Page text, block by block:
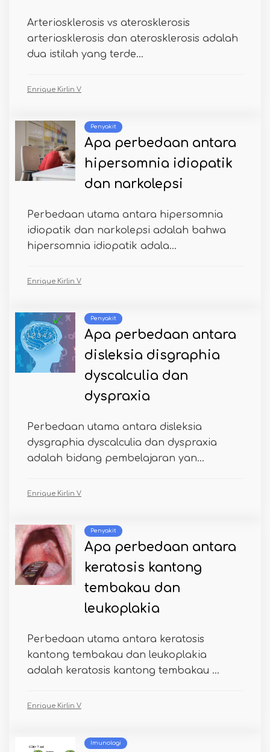
Arteriosklerosis vs aterosklerosis
arteriosklerosis dan aterosklerosis adalah
dua istilah yang terde...
Enrique Kirlin V
Penyakit
Apa perbedaan antara
hipersomnia idiopatik
dan narkolepsi
Perbedaan utama antara hipersomnia
idiopatik dan narkolepsi adalah bahwa
hipersomnia idiopatik adala...
Enrique Kirlin V
Penyakit
Apa perbedaan antara
disleksia disgraphia
dyscalculia dan
dyspraxia
Perbedaan utama antara disleksia
dysgraphia dyscalculia dan dyspraxia
adalah bidang pembelajaran yan...
Enrique Kirlin V
Penyakit
Apa perbedaan antara
keratosis kantong
tembakau dan
leukoplakia
Perbedaan utama antara keratosis
kantong tembakau dan leukoplakia
adalah keratosis kantong tembakau ...
Enrique Kirlin V
Imunologi